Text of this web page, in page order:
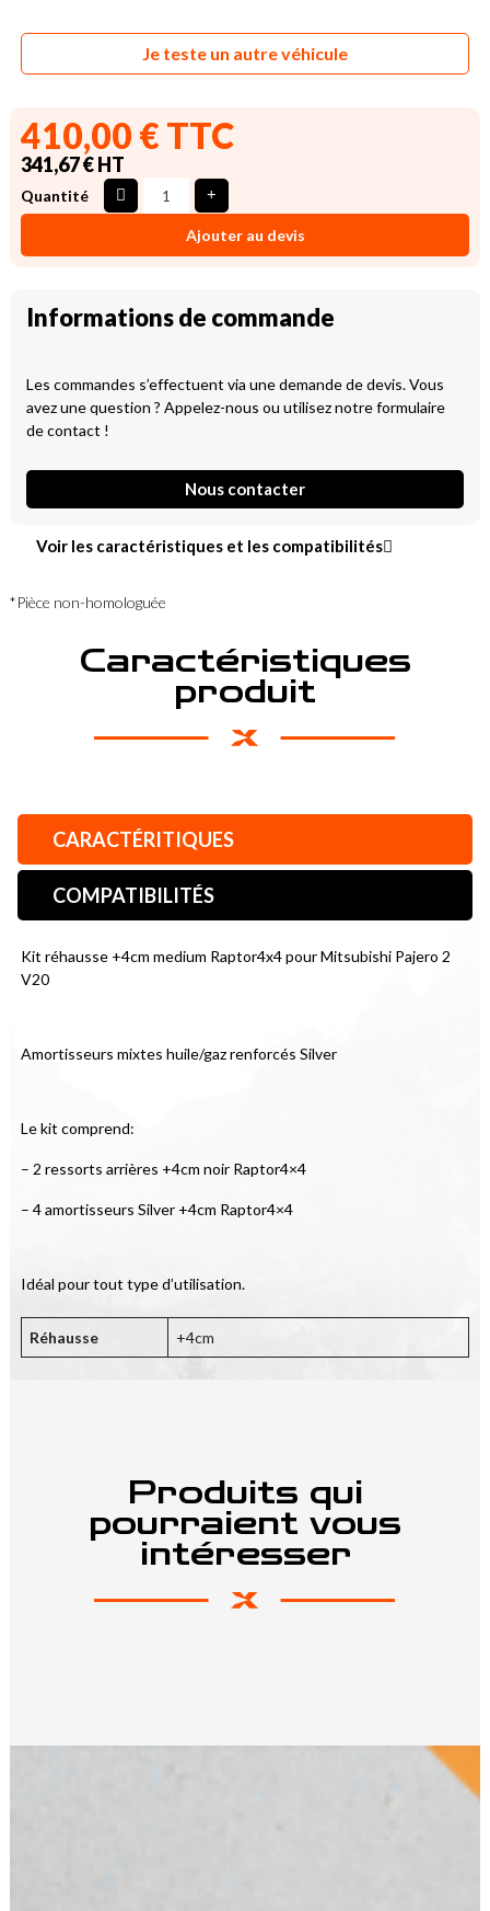
Je teste un autre véhicule
410,00 € TTC
341,67 € HT
Quantité
Ajouter au devis
Informations de commande
Les commandes s’effectuent via une demande de devis. Vous
avez une question ? Appelez-nous ou utilisez notre formulaire
de contact !
Nous contacter
Voir les caractéristiques et les compatibilités
*Pièce non-homologuée
Caractéristiques
produit
CARACTÉRITIQUES
COMPATIBILITÉS
Kit réhausse +4cm medium Raptor4x4 pour Mitsubishi Pajero 2
V20
Amortisseurs mixtes huile/gaz renforcés Silver
Le kit comprend:
– 2 ressorts arrières +4cm noir Raptor4×4
– 4 amortisseurs Silver +4cm Raptor4×4
Idéal pour tout type d’utilisation.
Réhausse +4cm
Produits qui
pourraient vous
intéresser